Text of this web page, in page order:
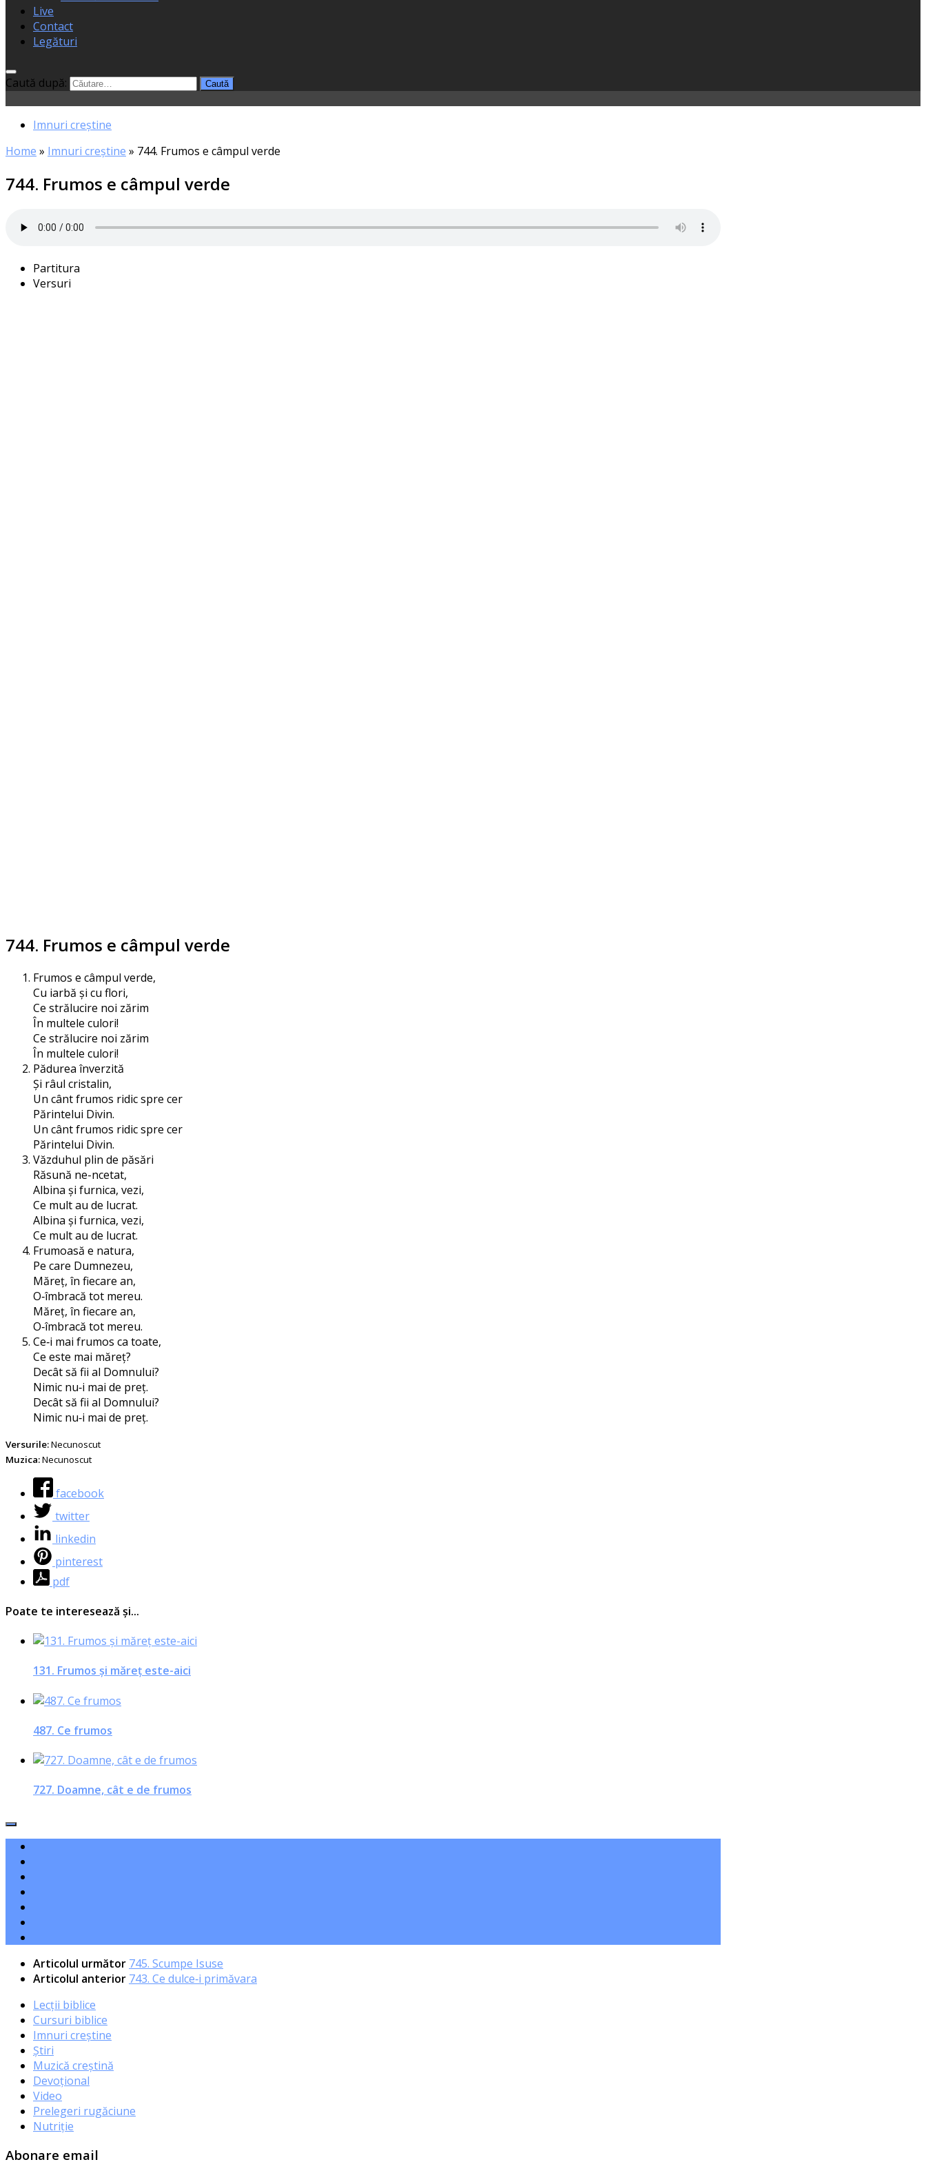
Live
Contact
Legături
Caută după:
Imnuri creștine
Home » Imnuri creștine » 744. Frumos e câmpul verde
744. Frumos e câmpul verde
Partitura
Versuri
744. Frumos e câmpul verde
Frumos e câm­pul verde,
Cu iar­bă și cu flori,
Ce stră­lu­ci­re noi zărim
În mul­te­le culori!
Ce stră­lu­ci­re noi zărim
În mul­te­le culori!
Pădurea înver­zi­tă
Și râul cristalin,
Un cânt fru­mos ridic spre cer
Părintelui Divin.
Un cânt fru­mos ridic spre cer
Părintelui Divin.
Văzduhul plin de păsări
Răsună ne-ncetat,
Albina și fur­ni­ca, vezi,
Ce mult au de lucrat.
Albina și fur­ni­ca, vezi,
Ce mult au de lucrat.
Frumoasă e natura,
Pe care Dumnezeu,
Măreț, în fie­ca­re an,
O‑îmbracă tot mereu.
Măreț, în fie­ca­re an,
O‑îmbracă tot mereu.
Ce‑i mai fru­mos ca toate,
Ce este mai măreț?
Decât să fii al Domnului?
Nimic nu‑i mai de preț.
Decât să fii al Domnului?
Nimic nu‑i mai de preț.
Versurile:Necunoscut
Muzica:Necunoscut
facebook
twitter
linkedin
pinterest
pdf
Poate te interesează și...
131. Frumos şi măreţ este-aici
487. Ce frumos
727. Doamne, cât e de frumos
Articolul următor 745. Scumpe Isuse
Articolul anterior 743. Ce dulce‑i primăvara
Lecții biblice
Cursuri biblice
Imnuri creștine
Știri
Muzică creștină
Devoțional
Video
Prelegeri rugăciune
Nutriție
Abonare email